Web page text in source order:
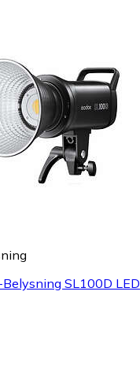
Belysning SL100D LED